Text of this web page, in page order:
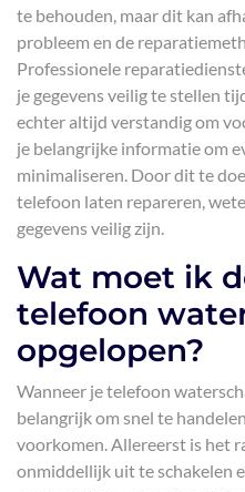
te behouden, maar dit kan
probleem en de
Professionele
je gegevens veilig te stellen
echter altijd verstandig om
je belangrijke informatie om
minimaliseren. Door dit te
telefoon laten repareren,
gegevens veilig zijn.
Wat moet ik
telefoon
opgelopen?
Wanneer je telefoon
belangrijk om snel te
voorkomen. Allereerst is het
onmiddellijk uit te schakelen